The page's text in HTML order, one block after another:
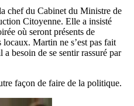
chef du Cabinet du Ministre de
Citoyenne. Elle a insisté
où seront présents de
Martin ne s’est pas fait
besoin de se sentir rassuré par
façon de faire de la politique.